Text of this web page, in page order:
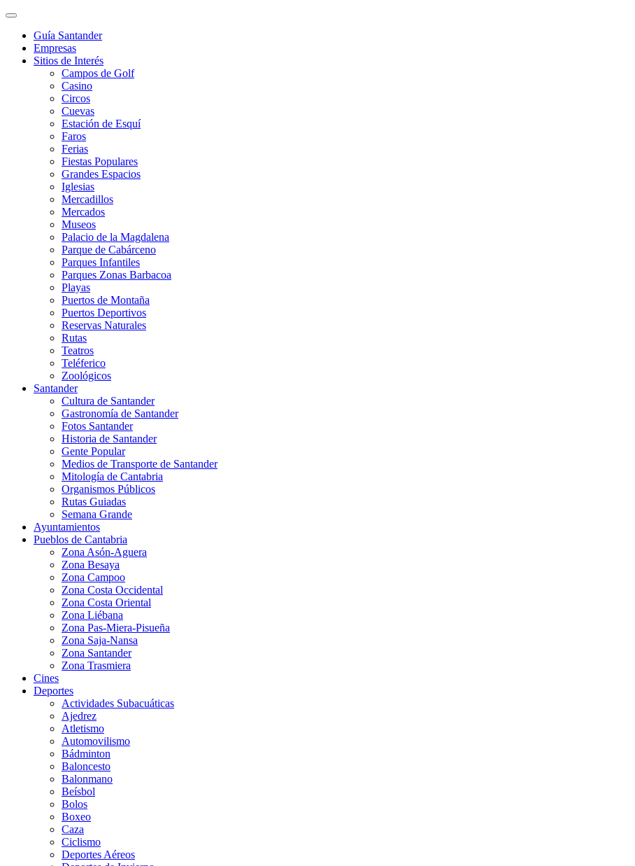
Guía Santander
Empresas
Sitios de Interés
Campos de Golf
Casino
Circos
Cuevas
Estación de Esquí
Faros
Ferias
Fiestas Populares
Grandes Espacios
Iglesias
Mercadillos
Mercados
Museos
Palacio de la Magdalena
Parque de Cabárceno
Parques Infantiles
Parques Zonas Barbacoa
Playas
Puertos de Montaña
Puertos Deportivos
Reservas Naturales
Rutas
Teatros
Teléferico
Zoológicos
Santander
Cultura de Santander
Gastronomía de Santander
Fotos Santander
Historia de Santander
Gente Popular
Medios de Transporte de Santander
Mitología de Cantabria
Organismos Públicos
Rutas Guiadas
Semana Grande
Ayuntamientos
Pueblos de Cantabria
Zona Asón-Aguera
Zona Besaya
Zona Campoo
Zona Costa Occidental
Zona Costa Oriental
Zona Liébana
Zona Pas-Miera-Pisueña
Zona Saja-Nansa
Zona Santander
Zona Trasmiera
Cines
Deportes
Actividades Subacuáticas
Ajedrez
Atletismo
Automovilismo
Bádminton
Baloncesto
Balonmano
Beísbol
Bolos
Boxeo
Caza
Ciclismo
Deportes Aéreos